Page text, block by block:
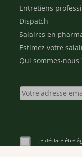
Entretiens
Dispatch
Salaires en
Estimez votre
Qui sommes-nous
Je déclare être